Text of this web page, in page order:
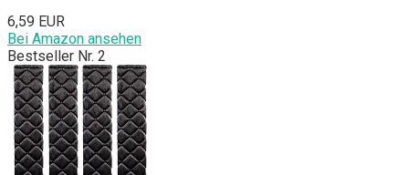
6,59 EUR
Bei Amazon ansehen
Bestseller Nr. 2